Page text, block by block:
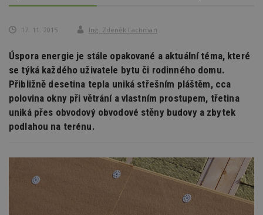
17. 11. 2015 Ing. Zdeněk Lachman
Úspora energie je stále opakované a aktuální téma, které
se týká každého uživatele bytu či rodinného domu.
Přibližně desetina tepla uniká střešním pláštěm, cca
polovina okny při větrání a vlastním prostupem, třetina
uniká přes obvodový obvodové stěny budovy a zbytek
podlahou na terénu.